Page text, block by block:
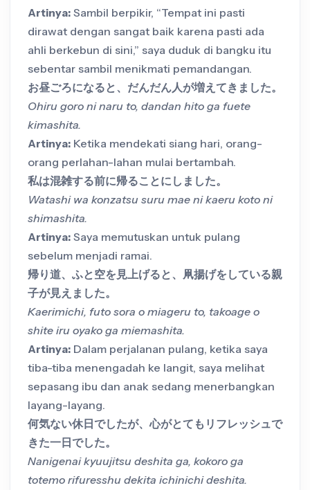
Artinya: Sambil berpikir, “Tempat ini pasti
dirawat dengan sangat baik karena pasti ada
ahli berkebun di sini,” saya duduk di bangku itu
sebentar sambil menikmati pemandangan.
お昼ごろになると、だんだん人が増えてきました。
Ohiru goro ni naru to, dandan hito ga fuete
kimashita.
Artinya: Ketika mendekati siang hari, orang-
orang perlahan-lahan mulai bertambah.
私は混雑する前に帰ることにしました。
Watashi wa konzatsu suru mae ni kaeru koto ni
shimashita.
Artinya: Saya memutuskan untuk pulang
sebelum menjadi ramai.
帰り道、ふと空を見上げると、凧揚げをしている親
子が見えました。
Kaerimichi, futo sora o miageru to, takoage o
shite iru oyako ga miemashita.
Artinya: Dalam perjalanan pulang, ketika saya
tiba-tiba menengadah ke langit, saya melihat
sepasang ibu dan anak sedang menerbangkan
layang-layang.
何気ない休日でしたが、心がとてもリフレッシュで
きた一日でした。
Nanigenai kyuujitsu deshita ga, kokoro ga
totemo rifuresshu dekita ichinichi deshita.